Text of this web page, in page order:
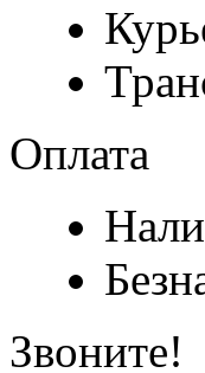
Оплата
Звоните!